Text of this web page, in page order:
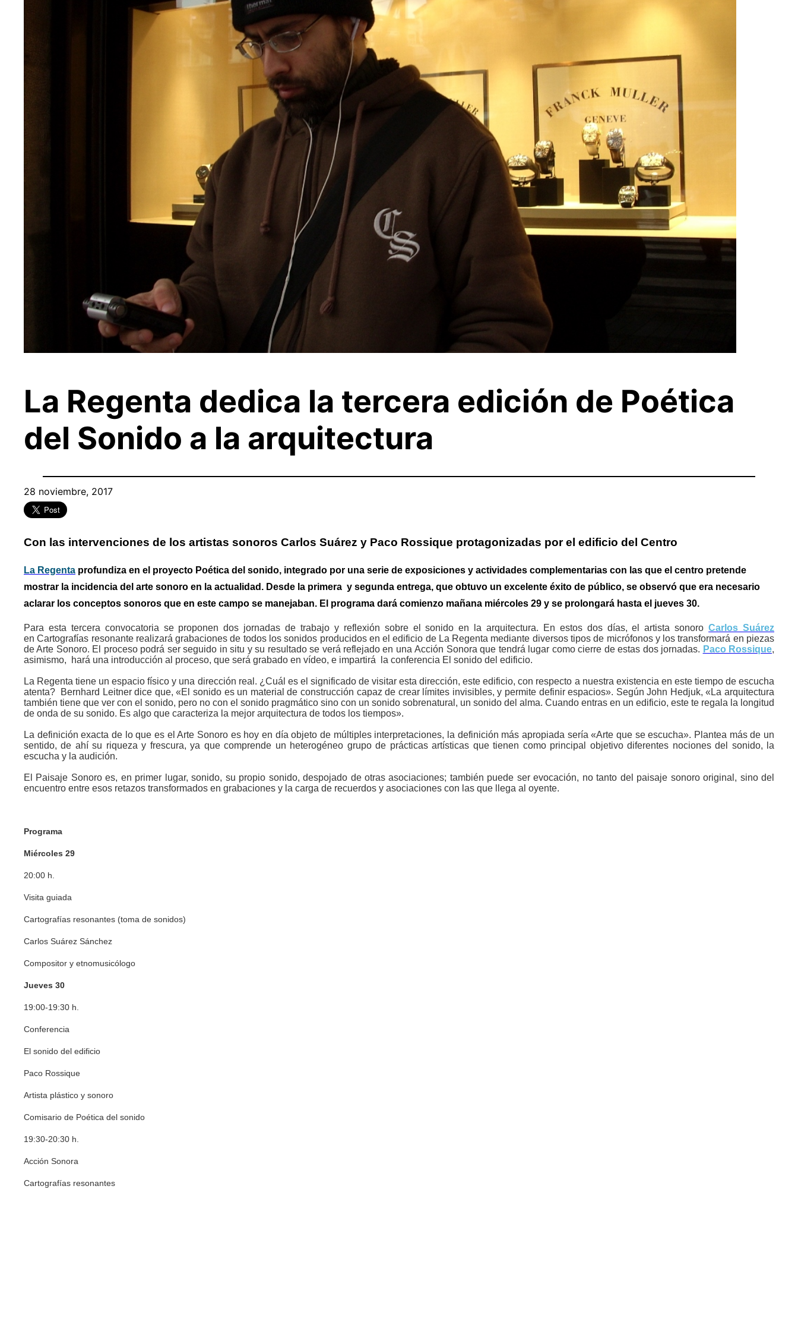
La Regenta dedica la tercera edición de Poética
del Sonido a la arquitectura
28 noviembre, 2017
Con las intervenciones de los artistas sonoros Carlos Suárez y Paco Rossique protagonizadas por el edificio del Centro
La Regenta profundiza en el proyecto Poética del sonido, integrado por una serie de exposiciones y actividades complementarias con las que el centro pretende
mostrar la incidencia del arte sonoro en la actualidad. Desde la primera y segunda entrega, que obtuvo un excelente éxito de público, se observó que era necesario
aclarar los conceptos sonoros que en este campo se manejaban. El programa dará comienzo mañana miércoles 29 y se prolongará hasta el jueves 30.
Para esta tercera convocatoria se proponen dos jornadas de trabajo y reflexión sobre el sonido en la arquitectura. En estos dos días, el artista sonoroCarlos Suárez
en Cartografías resonante realizará grabaciones de todos los sonidos producidos en el edificio de La Regenta mediante diversos tipos de micrófonos y los transformará en piezas
de Arte Sonoro. El proceso podrá ser seguido in situ y su resultado se verá reflejado en una Acción Sonora que tendrá lugar como cierre de estas dos jornadas. Paco Rossique,
asimismo, hará una introducción al proceso, que será grabado en vídeo, e impartirá la conferencia El sonido del edificio.
La Regenta tiene un espacio físico y una dirección real. ¿Cuál es el significado de visitar esta dirección, este edificio, con respecto a nuestra existencia en este tiempo de escucha
atenta? Bernhard Leitner dice que, «El sonido es un material de construcción capaz de crear límites invisibles, y permite definir espacios». Según John Hedjuk, «La arquitectura
también tiene que ver con el sonido, pero no con el sonido pragmático sino con un sonido sobrenatural, un sonido del alma. Cuando entras en un edificio, este te regala la longitud
de onda de su sonido. Es algo que caracteriza la mejor arquitectura de todos los tiempos».
La definición exacta de lo que es el Arte Sonoro es hoy en día objeto de múltiples interpretaciones, la definición más apropiada sería «Arte que se escucha». Plantea más de un
sentido, de ahí su riqueza y frescura, ya que comprende un heterogéneo grupo de prácticas artísticas que tienen como principal objetivo diferentes nociones del sonido, la
escucha y la audición.
El Paisaje Sonoro es, en primer lugar, sonido, su propio sonido, despojado de otras asociaciones; también puede ser evocación, no tanto del paisaje sonoro original, sino del
encuentro entre esos retazos transformados en grabaciones y la carga de recuerdos y asociaciones con las que llega al oyente.
Programa
Miércoles 29
20:00 h.
Visita guiada
Cartografías resonantes (toma de sonidos)
Carlos Suárez Sánchez
Compositor y etnomusicólogo
Jueves 30
19:00-19:30 h.
Conferencia
El sonido del edificio
Paco Rossique
Artista plástico y sonoro
Comisario de Poética del sonido
19:30-20:30 h.
Acción Sonora
Cartografías resonantes